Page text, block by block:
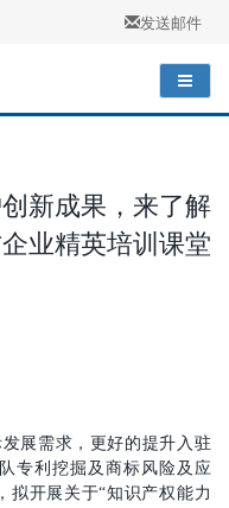
发送邮件
新成果，来了解
业精英培训课堂
展需求，更好的提升入驻
专利挖掘及商标风险及应
拟开展关于“知识产权能力